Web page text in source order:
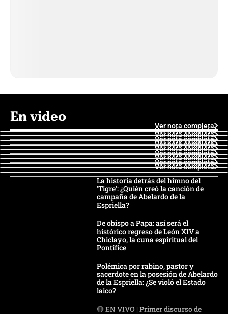
En video
Ver nota completa
Ver nota completa
Ver nota completa
Ver nota completa
Ver nota completa
Ver nota completa
Ver nota completa
Ver nota completa
Ver nota completa
Ver nota completa
La historia detrás del himno del
'Tigre': ¿Quién creó la canción de
campaña de Abelardo de la
Espriella?
De obispo a Papa: así será el
histórico regreso de León XIV a
Chiclayo, la cuna espiritual del
Pontífice
Polémica por rabino, pastor y
sacerdote en la posesión de Abelardo
de la Espriella: ¿Se violó el Estado
laico?
🔴 EN VIVO | Primer discurso de